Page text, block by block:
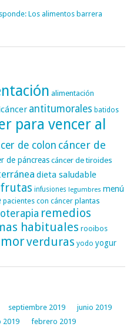
Los alimentos barrera
alimentación
antitumorales batidos
para vencer al
de colon cáncer de
de páncreascáncer de tiroides
dieta saludable
frutas infusiones legumbres menú
pacientes con cáncer plantas
remedios
habituales rooibos
verduras yodo yogur
septiembre 2019
junio 2019
2019
febrero 2019